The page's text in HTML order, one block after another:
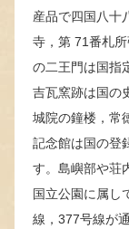
産品で四国八十
寺，第 71番札
の二王門は国指
吉瓦窯跡は国の
城院の鐘楼，常
記念館は国の登
す。島嶼部や荘
国立公園に属し
線，377号線が